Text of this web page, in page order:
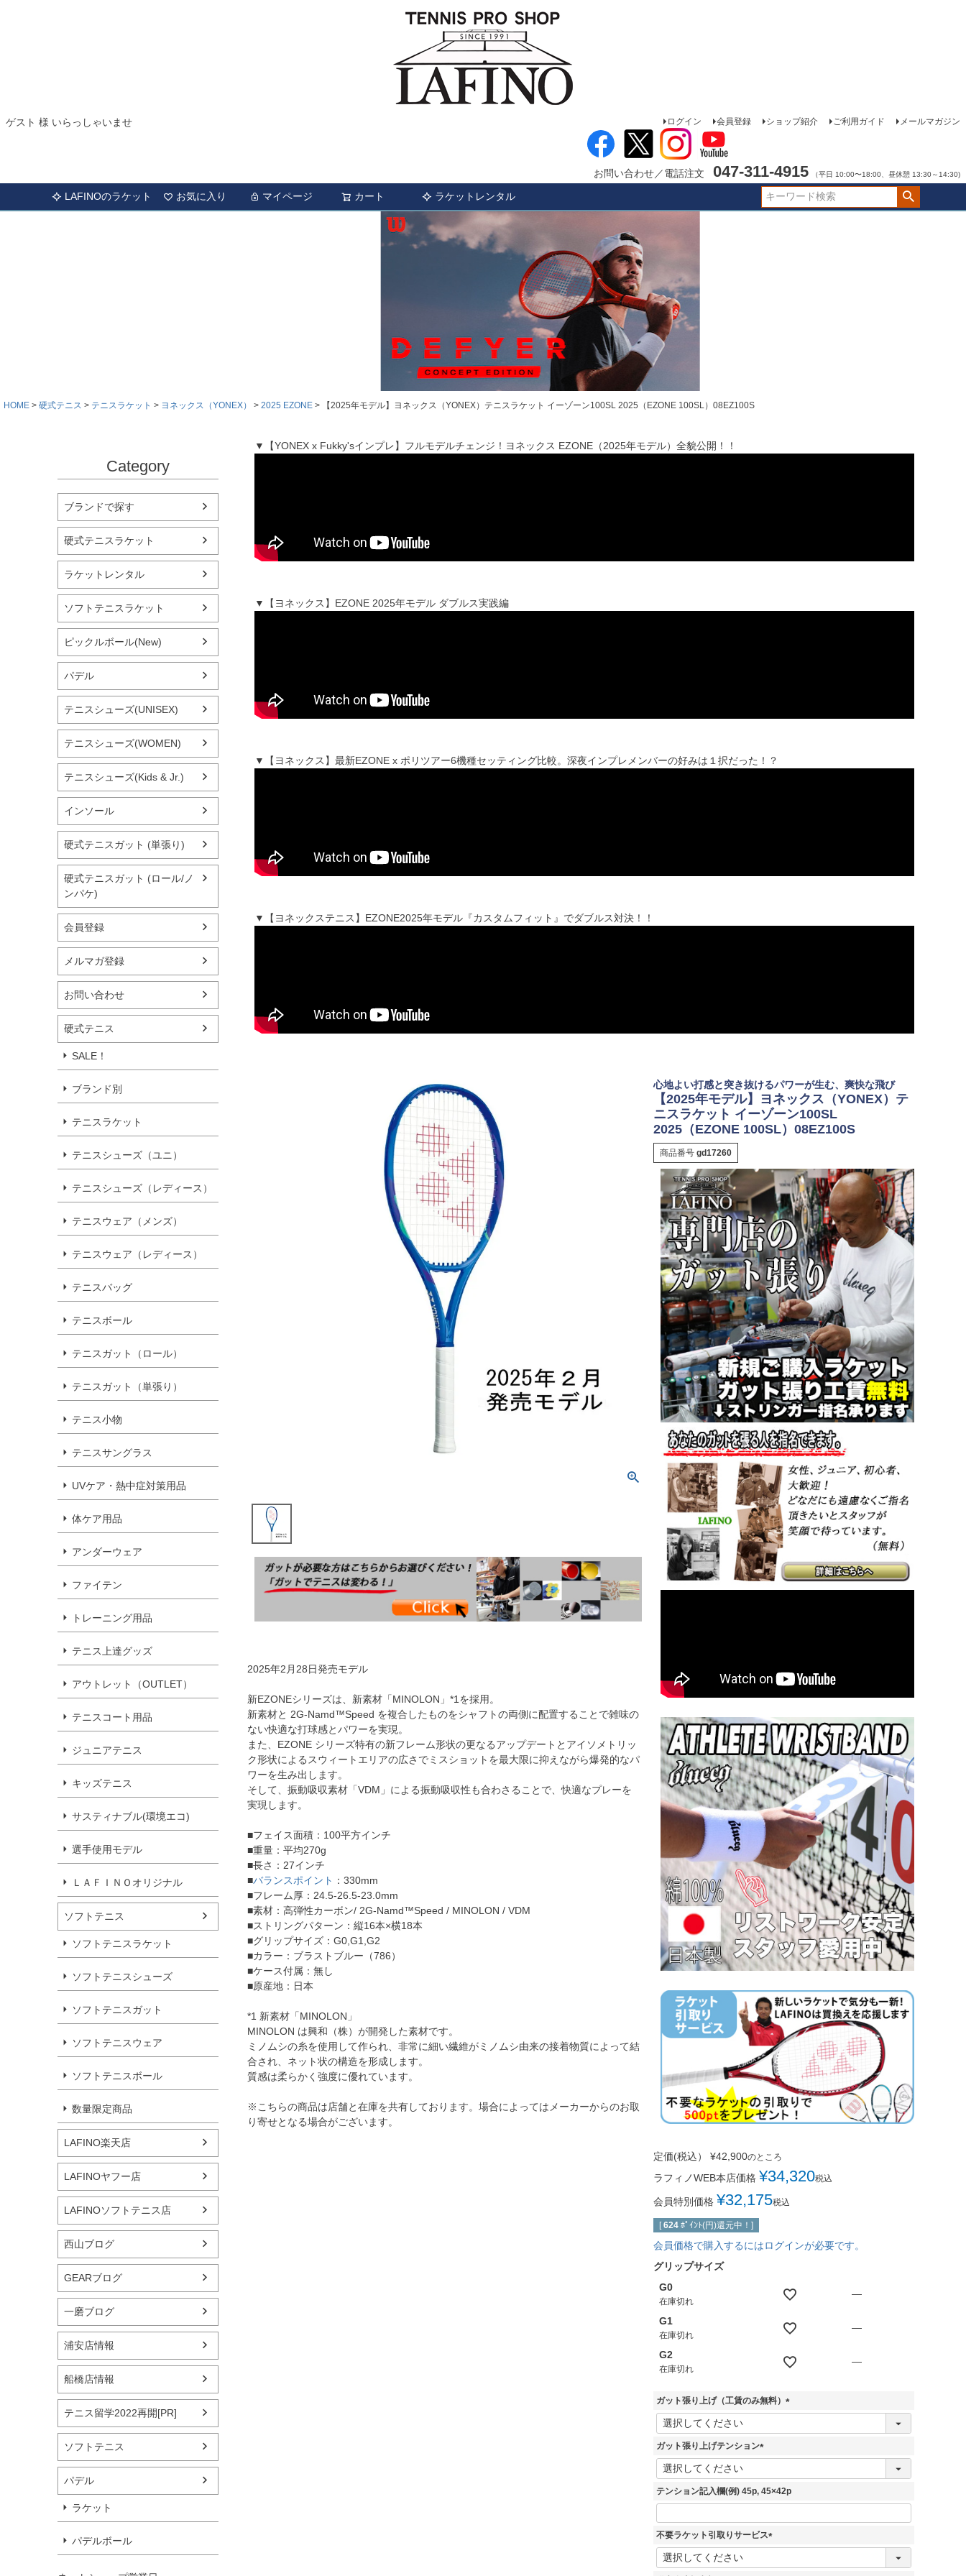
ゲスト 様 いらっしゃいませ ログイン 会員登録 ショップ紹介 ご利用ガイド メールマガジン
お問い合わせ／電話注文 047-311-4915 （平日 10:00〜18:00、昼休憩 13:30～14:30)
LAFINOのラケット お気に入り マイページ カート ラケットレンタル
HOME 硬式テニス テニスラケット ヨネックス（YONEX） 2025 EZONE 【2025年モデル】ヨネックス（YONEX）テニスラケット イーゾーン100SL 2025（EZONE 100SL）08EZ100S
Category
ブランドで探す
硬式テニスラケット
ラケットレンタル
ソフトテニスラケット
ピックルボール(New)
パデル
テニスシューズ(UNISEX)
テニスシューズ(WOMEN)
テニスシューズ(Kids & Jr.)
インソール
硬式テニスガット (単張り)
硬式テニスガット (ロール/ノ
ンパケ)
会員登録
メルマガ登録
お問い合わせ
硬式テニス
SALE！
ブランド別
テニスラケット
テニスシューズ（ユニ）
テニスシューズ（レディース）
テニスウェア（メンズ）
テニスウェア（レディース）
テニスバッグ
テニスボール
テニスガット（ロール）
テニスガット（単張り）
テニス小物
テニスサングラス
UVケア・熱中症対策用品
体ケア用品
アンダーウェア
ファイテン
トレーニング用品
テニス上達グッズ
アウトレット（OUTLET）
テニスコート用品
ジュニアテニス
キッズテニス
サスティナブル(環境エコ)
選手使用モデル
ＬＡＦＩＮＯオリジナル
ソフトテニス
ソフトテニスラケット
ソフトテニスシューズ
ソフトテニスガット
ソフトテニスウェア
ソフトテニスボール
数量限定商品
LAFINO楽天店
LAFINOヤフー店
LAFINOソフトテニス店
西山ブログ
GEARブログ
一磨ブログ
浦安店情報
船橋店情報
テニス留学2022再開[PR]
ソフトテニス
パデル
ラケット
パデルボール
▼【YONEX x Fukky'sインプレ】フルモデルチェンジ！ヨネックス EZONE（2025年モデル）全貌公開！！
▼【ヨネックス】EZONE 2025年モデル ダブルス実践編
▼【ヨネックス】最新EZONE x ポリツアー6機種セッティング比較。深夜インプレメンバーの好みは１択だった！？
▼【ヨネックステニス】EZONE2025年モデル『カスタムフィット』でダブルス対決！！
2025年2月28日発売モデル
新EZONEシリーズは、新素材「MINOLON」*1を採用。
新素材と 2G-Namd™Speed を複合したものをシャフトの両側に配置することで雑味の
ない快適な打球感とパワーを実現。
また、EZONE シリーズ特有の新フレーム形状の更なるアップデートとアイソメトリッ
ク形状によるスウィートエリアの広さでミスショットを最大限に抑えながら爆発的なパ
ワーを生み出します。
そして、振動吸収素材「VDM」による振動吸収性も合わさることで、快適なプレーを
実現します。
■フェイス面積：100平方インチ
■重量：平均270g
■長さ：27インチ
■バランスポイント ：330mm
■フレーム厚：24.5-26.5-23.0mm
■素材：高弾性カーボン/ 2G-Namd™Speed / MINOLON / VDM
■ストリングパターン：縦16本×横18本
■グリップサイズ：G0,G1,G2
■カラー：ブラストブルー（786）
■ケース付属：無し
■原産地：日本
*1 新素材「MINOLON」
MINOLON は興和（株）が開発した素材です。
ミノムシの糸を使用して作られ、非常に細い繊維がミノムシ由来の接着物質によって結
合され、ネット状の構造を形成します。
質感は柔らかく強度に優れています。
※こちらの商品は店舗と在庫を共有しております。場合によってはメーカーからのお取
り寄せとなる場合がございます。
心地よい打感と突き抜けるパワーが生む、爽快な飛び
【2025年モデル】ヨネックス（YONEX）テ
ニスラケット イーゾーン100SL
2025（EZONE 100SL）08EZ100S
商品番号 gd17260
定価(税込） ¥42,900のところ
ラフィノWEB本店価格 ¥34,320税込
会員特別価格 ¥32,175税込
[ 624 ﾎﾟｲﾝﾄ(円)還元中！]
会員価格で購入するにはログインが必要です。
グリップサイズ
G0
在庫切れ
—
G1
在庫切れ
—
G2
在庫切れ
—
ガット張り上げ（工賃のみ無料）
(
ガット張り上げテンション
(
須
テンション記入欄(例) 45p, 45×42p
不要ラケット引取りサービス
(